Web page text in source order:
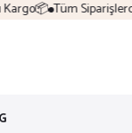
Tüm Siparişlerde